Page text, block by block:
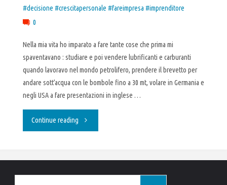
#decisione #crescitapersonale #fareimpresa #imprenditore
0
Nella mia vita ho imparato a fare tante cose che prima mi
spaventavano : studiare e poi vendere lubrificanti e carburanti
quando lavoravo nel mondo petrolifero, prendere il brevetto per
andare sott’acqua con le bombole fino a 30 mt, volare in Germania e
negli USA a fare presentazioni in inglese …
Continue reading "Cambiare